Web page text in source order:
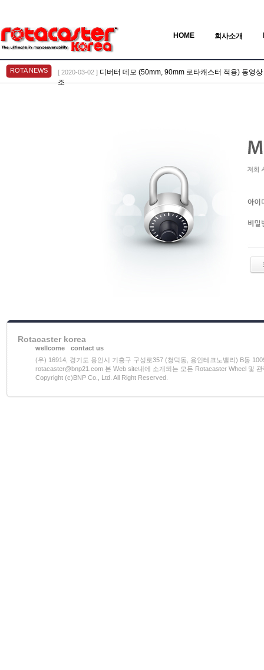
HOME 회사소개
ROTA NEWS [ 2020-03-02 ] 디버터 데모 (50mm, 90mm 로타캐스터 적용) 동영
조
Rotacaster korea
wellcome
contact us
(우) 16914, 경기도 용인시 기흥구 구성로357 (청덕동, 용인테크노밸리) B동
rotacaster@bnp21.com 본 Web site내에 소개되는 모든 Rotacaster Wheel 및
Copyright (c)BNP Co., Ltd. All Right Reserved.